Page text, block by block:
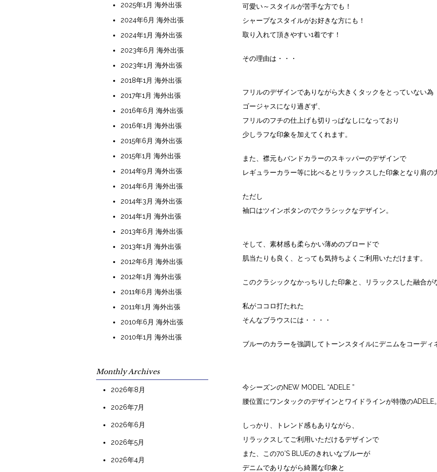
可愛い～スタイルが苦手な方でも！
シャープなスタイルがお好きな方にも！
取り入れて頂きやすい1着です！
その理由は・・・
フリルのデザインでありながら大きくタックをとっていない為
ゴージャスになり過ぎず、
フリルのフチの仕上げも切りっぱなしになっており
少しラフな印象を加えてくれます。
また、襟元もバンドカラーのスキッパーのデザインで
レギュラーカラー等に比べるとリラックスした印象となり肩の
ただし
袖口はツインボタンのでクラシックなデザイン。
そして、素材感も柔らかい薄めのブロードで
肌当たりも良く、とっても気持ちよくご利用いただけます。
このクラシックなかっちりした印象と、リラックスした融合が
私がココロ打たれた
そんなブラウスには・・・・
ブルーのカラーを強調してトーンスタイルにデニムをコーディ
今シーズンのNEW MODEL “ADELE ”
腰位置にワンタックのデザインとワイドラインが特徴のADELE。
しっかり、トレンド感もありながら、
リラックスしてご利用いただけるデザインで
また、この70’S BLUEのきれいなブルーが
デニムでありながら綺麗な印象と
2025年1月 海外出張
2024年6月 海外出張
2024年1月 海外出張
2023年6月 海外出張
2023年1月 海外出張
2018年1月 海外出張
2017年1月 海外出張
2016年6月 海外出張
2016年1月 海外出張
2015年6月 海外出張
2015年1月 海外出張
2014年9月 海外出張
2014年6月 海外出張
2014年3月 海外出張
2014年1月 海外出張
2013年6月 海外出張
2013年1月 海外出張
2012年6月 海外出張
2012年1月 海外出張
2011年6月 海外出張
2011年1月 海外出張
2010年6月 海外出張
2010年1月 海外出張
Monthly Archives
2026年8月
2026年7月
2026年6月
2026年5月
2026年4月